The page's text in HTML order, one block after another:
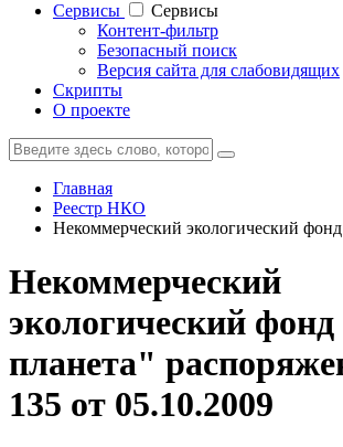
Cервисы
Cервисы
Контент-фильтр
Безопасный поиск
Версия сайта для слабовидящих
Скрипты
О проекте
Главная
Реестр НКО
Некоммерческий экологический фонд
Некоммерческий
экологический
планета"
135 от 05.10.2009